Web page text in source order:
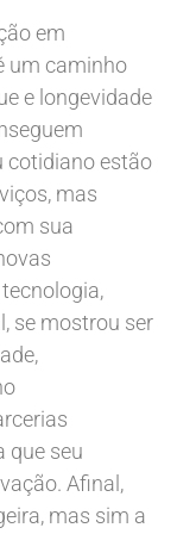
em
um caminho
e longevidade
cotidiano estão
mas
sua
se mostrou ser
que seu
Afinal,
mas sim a